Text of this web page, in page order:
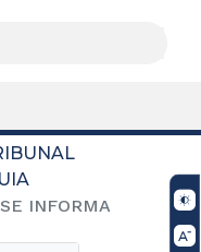
SE INFORMA